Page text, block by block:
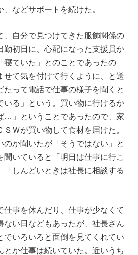
などサポートを続けた。
、自分で見つけてきた服飾関係の
勤初日に、心配になった支援員か
寝ていた」とのことであったの
せて気を付けて行くように、と送
たって電話で仕事の様子を聞くと
いる」という。買い物に行けるか
…」ということであったので、家
Ｗが買い物して食材を届けた。
のか聞いたが「そうではない」と
聞いていると「明日は仕事に行こ
「しんどいときは社長に相談する
仕事を休んだり、仕事が少なくて
ない日などもあったが、社長さん
でいろいろと面倒を見てくれてい
とか仕事は続いていた。近いうち